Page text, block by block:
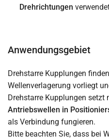
Drehrichtungen
Anwendungsgebiet
Drehstarre Kupplungen
Wellenverlagerung vorliegt
Drehstarre Kupplungen setzt
Antriebswellen in
als Verbindung fungieren.
Bitte beachten Sie, dass bei